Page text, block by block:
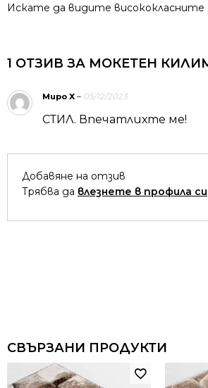
Искате да видите висококласните
1 ОТЗИВ ЗА МОКЕТЕН
Миро Х – 05/12/2023
СТИЛ. Впечатлихте ме!
Добавяне на отзив
Трябва да влезнете в профила си
СВЪРЗАНИ ПРОДУКТИ